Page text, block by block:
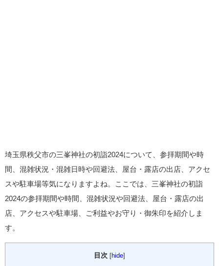
埼玉県秩父市の三峯神社の初詣2024について、参拝期間や時
間、混雑状況・混雑日時や回避法、屋台・露店の出店、アクセ
スや駐車場等気になりますよね。ここでは、三峯神社の初詣
2024の参拝期間や時間、混雑状況や回避法、屋台・露店の出
店、アクセスや駐車場、ご利益やお守り・御朱印を紹介しま
す。
目次 hide